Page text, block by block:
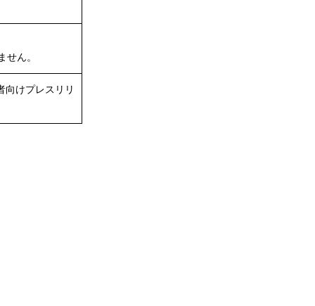
せん。
向けプレスリリ